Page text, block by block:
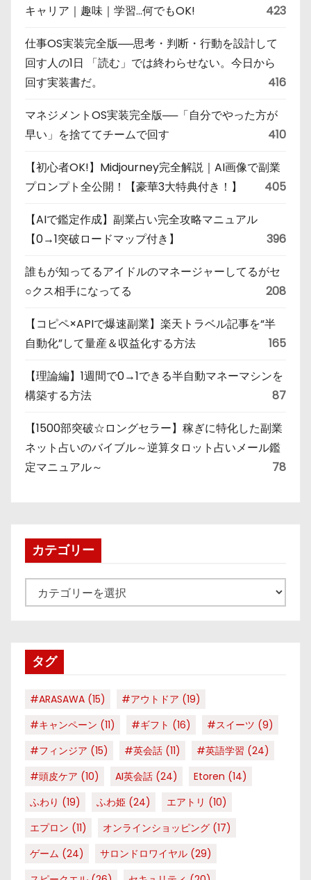
キャリア｜趣味｜学習…何でもOK!
423
仕事OS実装完全版──思考・判断・行動を設計して
回す人の1日 「読む」では終わらせない。今日から
回す実装書だ。
416
マネジメントOS実装完全版──「自分でやった方が
早い」を捨ててチームで回す
410
【初心者OK!】Midjourney完全解説｜AI画像で副業
プロンプト全公開！【豪華3大特典付き！】
405
【AIで鑑定作成】副業占い完全攻略マニュアル
【0→1突破ロードマップ付き】
396
誰もが知ってるアイドルのマネージャーしてるがセ
○クス相手になってる
208
【コピペ×APIで爆速副業】楽天トラベル記事を“半
自動化”して量産＆収益化する方法
165
【理論編】1週間で0→1できる半自動マネーマシンを
構築する方法
87
【1500部突破☆ロングセラー】稼ぎに特化した副業
ネット占いのバイブル～逆算タロット占いメール鑑
定マニュアル～
78
カテゴリー
テ
ータグ
#ARASAWA (15) #アウトドア (19)
#キャンペーン (11) #ギフト (16) #スイーツ (9)
#フィンジア (15) #英会話 (11) #英語学習 (24)
#頭皮ケア (10) AI英会話 (24) Etoren (14)
ふわり (19) ふわ姫 (24) エアトリ (10)
エプロン (11) オンラインショッピング (17)
ゲーム (24) サロンドロワイヤル (29)